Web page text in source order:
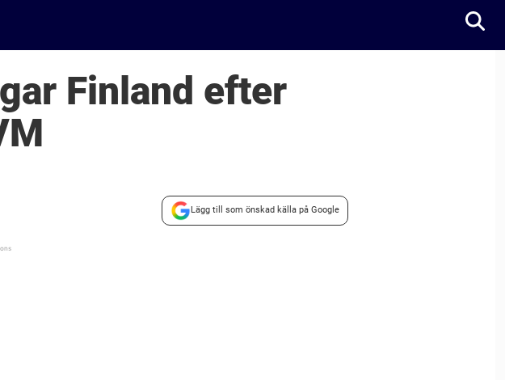
Finland efter
Lägg till som önskad källa på Google